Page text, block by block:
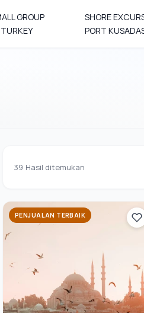
GROUP
SHORE
PORT
39 Hasil ditemukan
PENJUALAN TERBAIK